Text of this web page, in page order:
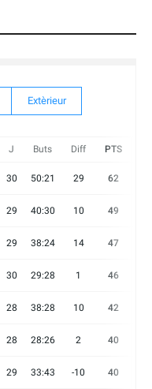
Extèrieur
J Buts Diff PTS
30 50:21 29 62
29 40:30 10 49
29 38:24 14 47
30 29:28 1 46
28 38:28 10 42
28 28:26 2 40
29 33:43 -10 40